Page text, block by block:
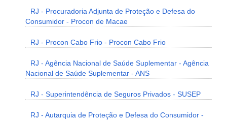
RJ - Procuradoria Adjunta de Proteção e Defesa do
Consumidor - Procon de Macae
RJ - Procon Cabo Frio - Procon Cabo Frio
RJ - Agência Nacional de Saúde Suplementar - Agência
Nacional de Saúde Suplementar - ANS
RJ - Superintendência de Seguros Privados - SUSEP
RJ - Autarquia de Proteção e Defesa do Consumidor -